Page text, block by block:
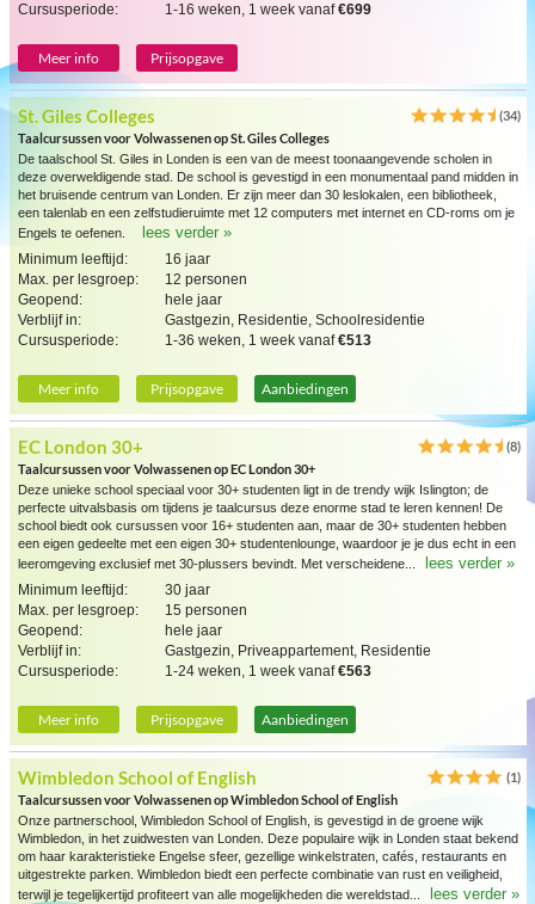
Cursusperiode:
1-16 weken, 1 week vanaf€699
Meer info Prijsopgave
St. Giles Colleges
(34)
Taalcursussen voor Volwassenen op St. Giles Colleges
De taalschool St. Giles in Londen is een van de meest toonaangevende scholen in
deze overweldigende stad. De school is gevestigd in een monumentaal pand midden in
het bruisende centrum van Londen. Er zijn meer dan 30 leslokalen, een bibliotheek,
een talenlab en een zelfstudieruimte met 12 computers met internet en CD-roms om je
Engels te oefenen.
lees verder »
Minimum leeftijd:
16 jaar
Max. per lesgroep:
12 personen
Geopend:
hele jaar
Verblijf in:
Gastgezin, Residentie, Schoolresidentie
Cursusperiode:
1-36 weken, 1 week vanaf€513
Meer info Prijsopgave Aanbiedingen
EC London 30+
(8)
Taalcursussen voor Volwassenen op EC London 30+
Deze unieke school speciaal voor 30+ studenten ligt in de trendy wijk Islington; de
perfecte uitvalsbasis om tijdens je taalcursus deze enorme stad te leren kennen! De
school biedt ook cursussen voor 16+ studenten aan, maar de 30+ studenten hebben
een eigen gedeelte met een eigen 30+ studentenlounge, waardoor je je dus echt in een
leeromgeving exclusief met 30-plussers bevindt. Met verscheidene...
lees verder »
Minimum leeftijd:
30 jaar
Max. per lesgroep:
15 personen
Geopend:
hele jaar
Verblijf in:
Gastgezin, Priveappartement, Residentie
Cursusperiode:
1-24 weken, 1 week vanaf€563
Meer info Prijsopgave Aanbiedingen
Wimbledon School of English
(1)
Taalcursussen voor Volwassenen op Wimbledon School of English
Onze partnerschool, Wimbledon School of English, is gevestigd in de groene wijk
Wimbledon, in het zuidwesten van Londen. Deze populaire wijk in Londen staat bekend
om haar karakteristieke Engelse sfeer, gezellige winkelstraten, cafés, restaurants en
uitgestrekte parken. Wimbledon biedt een perfecte combinatie van rust en veiligheid,
terwijl je tegelijkertijd profiteert van alle mogelijkheden die wereldstad...
lees verder »